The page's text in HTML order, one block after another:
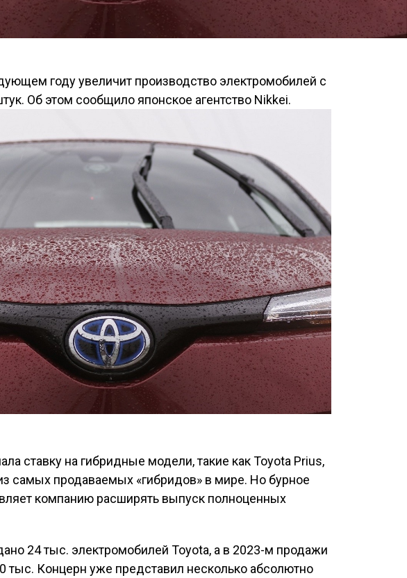
году увеличит производство электромобилей с
Об этом сообщило японское агентство Nikkei.
ставку на гибридные модели, такие как Toyota Prius,
самых продаваемых «гибридов» в мире. Но бурное
компанию расширять выпуск полноценных
24 тыс. электромобилей Toyota, а в 2023-м продажи
тыс. Концерн уже представил несколько абсолютно